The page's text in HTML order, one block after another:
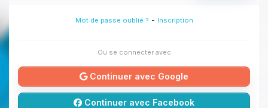
Mot de passe oublié ? - Inscription
Ou se connecter avec
Continuer avec Google
Continuer avec Facebook